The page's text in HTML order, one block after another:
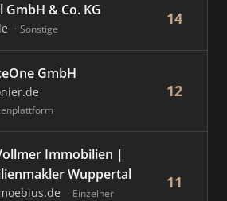
GmbH & Co. KG
Sonstige
14
GmbH
12
Immobilien |
Wuppertal
Einzelner
11